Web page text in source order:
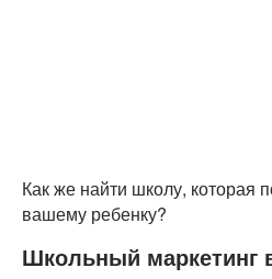
Как же найти школу, которая
вашему ребенку?
Школьный маркетинг